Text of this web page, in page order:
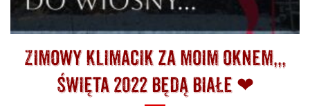
Zimowy klimacik za moim oknem,,,
Święta 2022 będą białe ❤